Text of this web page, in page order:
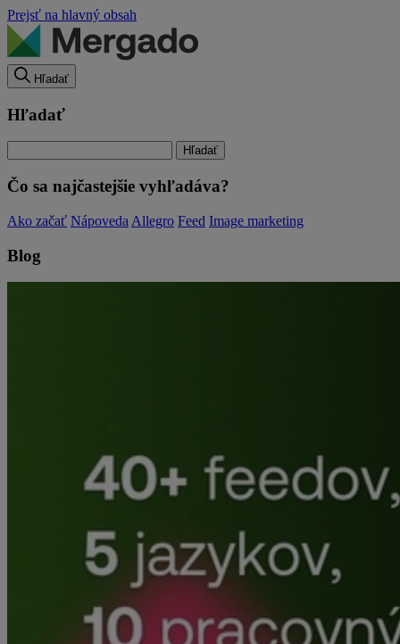
Prejsť na hlavný obsah
Hľadať
Hľadať
Čo sa najčastejšie vyhľadáva?
Ako začať Nápoveda Allegro Feed Image marketing
Blog